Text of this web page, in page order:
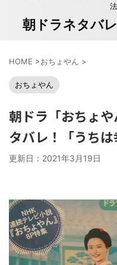
朝ドラネタバ
HOME >おちょやん >
おちょやん
朝ドラ「おちょ
タバレ！「うちは
更新日： 2021年3月19日